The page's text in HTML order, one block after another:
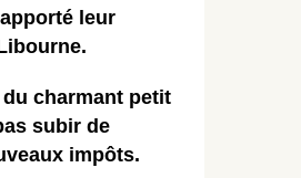
leur
charmant petit
subir de
impôts.